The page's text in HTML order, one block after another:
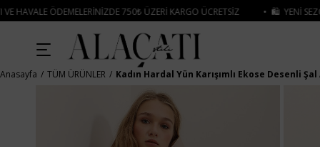
750₺ ÜZERI KARGO ÜCRETSIZ • 🛍️ YENI SEZON ÜRÜNLERINDE
Anasayfa TÜM ÜRÜNLER Kadın Hardal Yün Karışımlı Ekose Desenli Şal